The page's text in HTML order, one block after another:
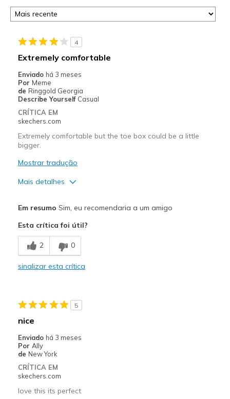
4
Extremely comfortable
Enviado há 3 meses
Por Meme
de Ringgold Georgia
Describe Yourself Casual
CRÍTICA EM
skechers.com
Extremely comfortable but the toe box could be a little
bigger.
Mostrar tradução
Mais detalhes
Breathe Well
Comfortable
Melhores utilizações
Width
Sizing
View On Shoes
Em resumo Sim, eu recomendaria a um amigo
Esta crítica foi útil?
2 0
sinalizar esta crítica
5
nice
Enviado há 3 meses
Por Ally
de New York
CRÍTICA EM
skechers.com
love this its perfect